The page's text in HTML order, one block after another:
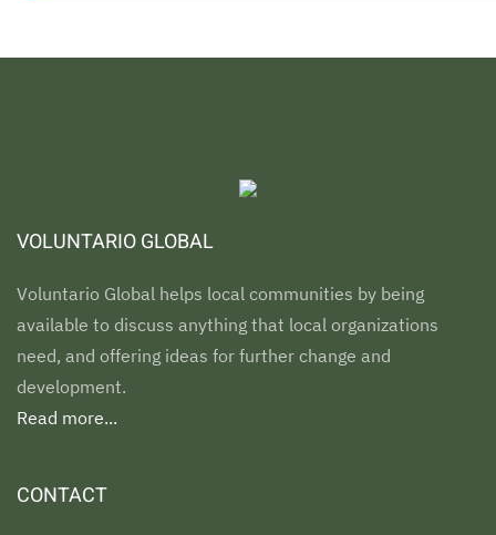
VOLUNTARIO GLOBAL
Voluntario Global helps local communities by being
available to discuss anything that local organizations
need, and offering ideas for further change and
development.
Read more...
CONTACT